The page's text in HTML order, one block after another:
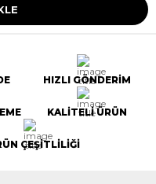
HIZLI GÖNDERİM
KALİTELİ ÜRÜN
ÇEŞİTLİLİĞİ